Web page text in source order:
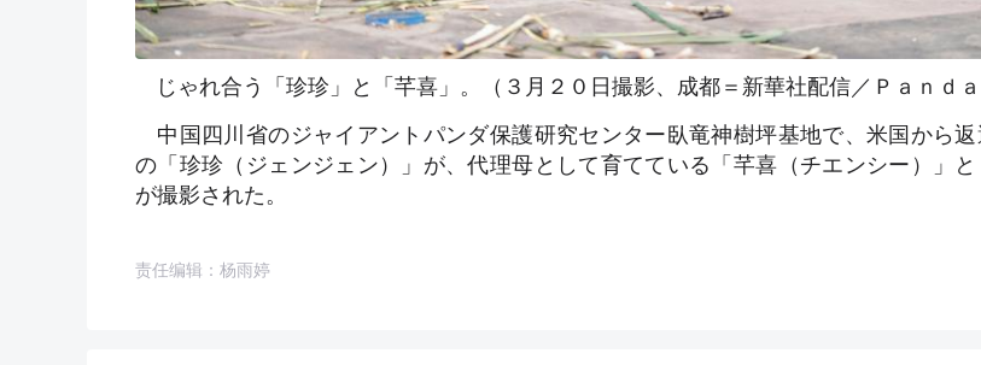
じゃれ合う「珍珍」と「芊喜」。（３月２０日撮影、成都＝新華社配信／Ｐａｎｄａ
中国四川省のジャイアントパンダ保護研究センター臥竜神樹坪基地で、米国から
の「珍珍（ジェンジェン）」が、代理母として育てている「芊喜（チエンシー）」
が撮影された。
责任编辑：杨雨婷